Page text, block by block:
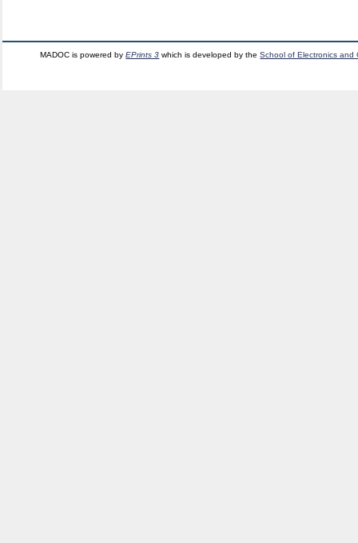
MADOC is powered byEPrints 3 which is developed by theSchool of Electronics and